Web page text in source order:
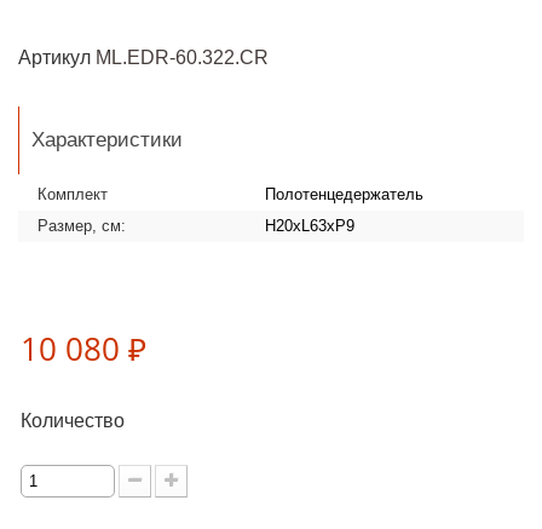
Артикул ML.EDR-60.322.CR
Характеристики
Комплект
Полотенцедержатель
Размер, см:
H20xL63xP9
10 080 ₽
Количество